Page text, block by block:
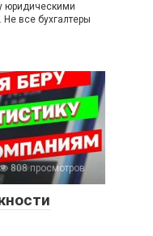
юридическими
все бухгалтеры
808 просмотров